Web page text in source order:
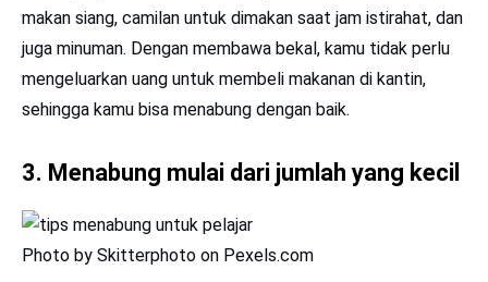
makan siang, camilan untuk dimakan saat jam istirahat, dan
juga minuman. Dengan membawa bekal, kamu tidak perlu
mengeluarkan uang untuk membeli makanan di kantin,
sehingga kamu bisa menabung dengan baik.
3. Menabung mulai dari jumlah yang kecil
Photo by Skitterphoto on Pexels.com